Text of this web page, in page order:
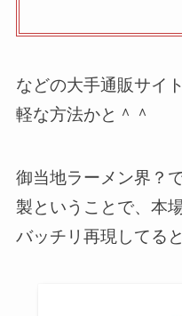
などの大手通販サイ
軽な方法かと＾＾
御当地ラーメン界？
製ということで、本
バッチリ再現してる